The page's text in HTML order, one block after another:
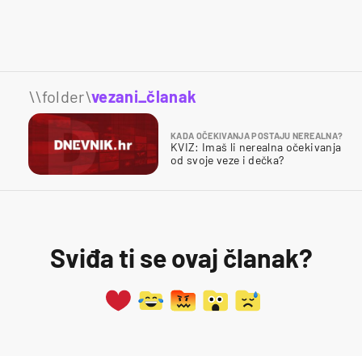
\\folder\vezani_članak
KADA OČEKIVANJA POSTAJU NEREALNA?
KVIZ: Imaš li nerealna očekivanja
od svoje veze i dečka?
Sviđa ti se ovaj članak?